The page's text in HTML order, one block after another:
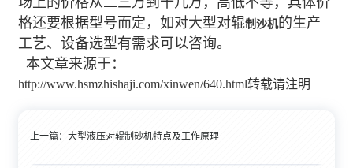
格还要根据型号而定，如对大型对辊制沙机的生产
工艺、设备选型有需求可以咨询。
本文章来源于：
http://www.hsmzhishaji.com/xinwen/640.html转载请注明
上一篇：大型液压对辊制砂机特点及工作原理